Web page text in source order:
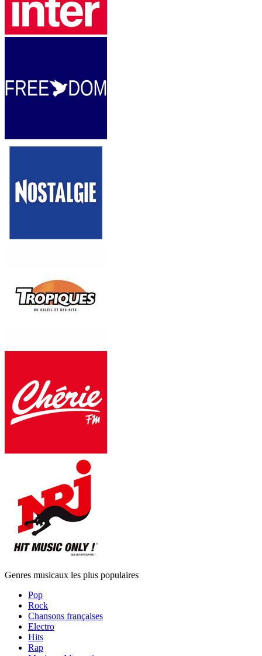
Genres musicaux les plus populaires
Pop
Rock
Chansons françaises
Electro
Hits
Rap